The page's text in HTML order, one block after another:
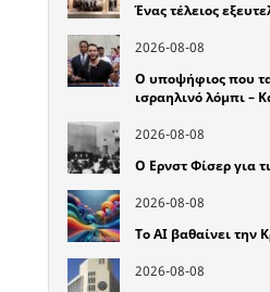
Ένας τέλειος
2026-08-08
Ο υποψήφιος που
ισραηλινό λόμπι –
2026-08-08
Ο Ερνστ Φίσερ για
2026-08-08
Το ΑΙ βαθαίνει την
2026-08-08